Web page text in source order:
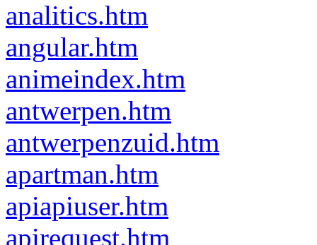
analitics.htm
angular.htm
animeindex.htm
antwerpen.htm
antwerpenzuid.htm
apartman.htm
apiapiuser.htm
apirequest.htm